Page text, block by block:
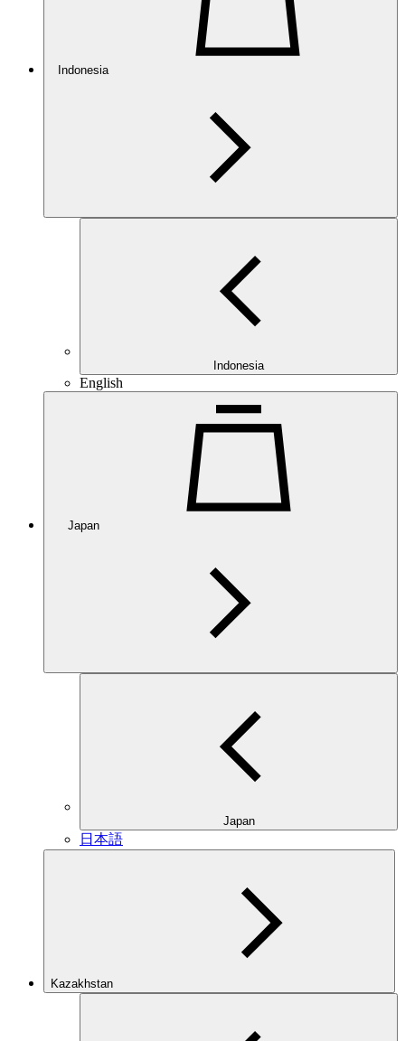
Indonesia
Indonesia
English
Japan
Japan
日本語
Kazakhstan